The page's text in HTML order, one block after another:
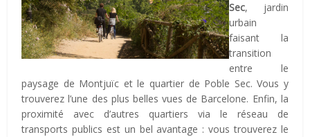
Sec, jardin
urbain
faisant la
transition
entre le
paysage de Montjuïc et le quartier de Poble Sec. Vous y
trouverez l’une des plus belles vues de Barcelone. Enfin, la
proximité avec d’autres quartiers via le réseau de
transports publics est un bel avantage : vous trouverez le